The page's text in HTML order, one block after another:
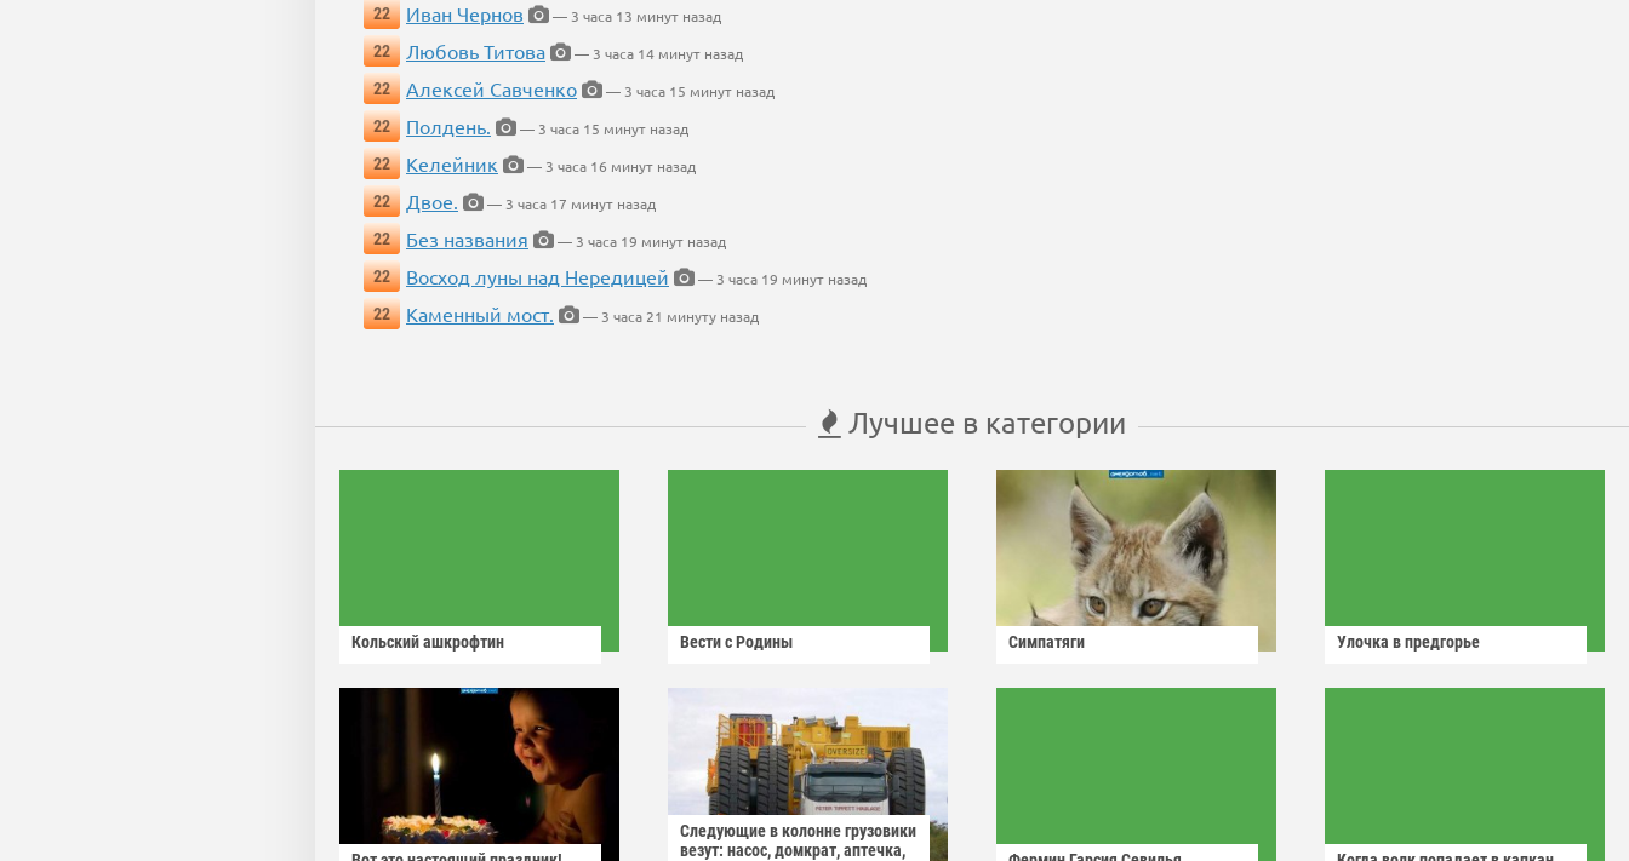
22
Иван Чернов
— 3 часа 13 минут назад
22
Любовь Титова
— 3 часа 14 минут назад
22
Алексей Савченко
— 3 часа 15 минут назад
22
Полдень.
— 3 часа 15 минут назад
22
Келейник
— 3 часа 16 минут назад
22
Двое.
— 3 часа 17 минут назад
22
Без названия
— 3 часа 19 минут назад
22
Восход луны над Нередицей
— 3 часа 19 минут назад
22
Каменный мост. — 3 часа 21 минуту назад
Лучшее в категории
Кольский ашкрофтин Вести с Родины Симпатяги Улочка в предгорье
Следующие в колонне грузовики
везут: насос, домкрат, аптечка,